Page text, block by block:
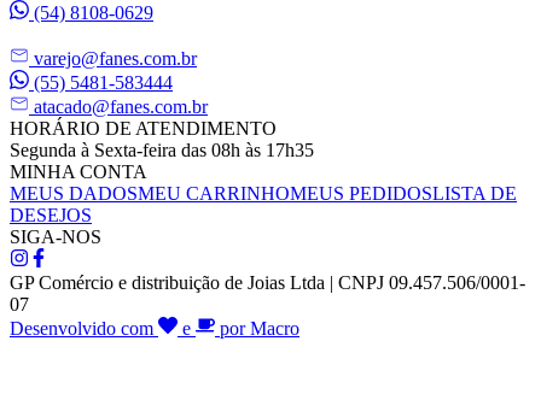
(54) 8108-0629
varejo@fanes.com.br
(55) 5481-583444
atacado@fanes.com.br
HORÁRIO DE ATENDIMENTO
Segunda à Sexta-feira das 08h às 17h35
MINHA CONTA
MEUS DADOSMEU CARRINHOMEUS PEDIDOSLISTA DE
DESEJOS
SIGA-NOS
GP Comércio e distribuição de Joias Ltda | CNPJ 09.457.506/0001-
07
Desenvolvido com
e por Macro